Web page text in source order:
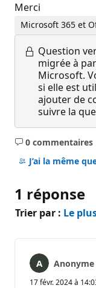
Merci
Microsoft 365 et
Question
migrée à
Microsoft.
si elle est
ajouter de
suivre la
0 commentaires
Aucun
J’ai la même
1 réponse
Trier par : Le
Anonyme
17 févr. 2024 à